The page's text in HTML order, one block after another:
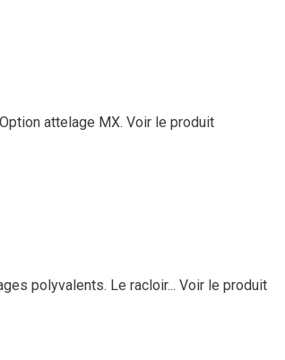
attelage MX. Voir le produit
polyvalents. Le racloir... Voir le produit